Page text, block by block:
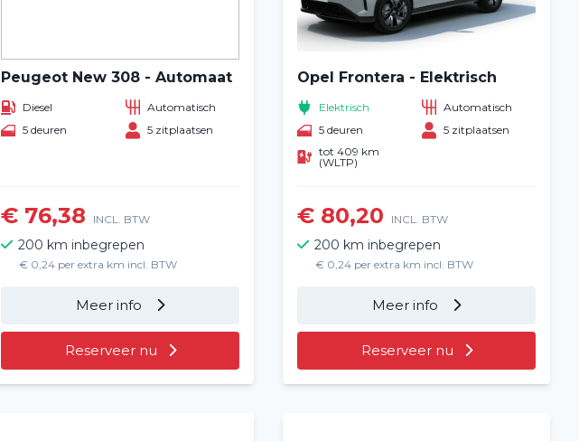
Peugeot New 308 - Automaat
Diesel
Automatisch
5 deuren
5 zitplaatsen
€ 76,38 INCL. BTW
200 km inbegrepen
€ 0,24 per extra km incl. BTW
Meer info
Reserveer nu
Opel Frontera - Elektrisch
Elektrisch
Automatisch
5 deuren
5 zitplaatsen
tot 409 km
(WLTP)
€ 80,20 INCL. BTW
200 km inbegrepen
€ 0,24 per extra km incl. BTW
Meer info
Reserveer nu